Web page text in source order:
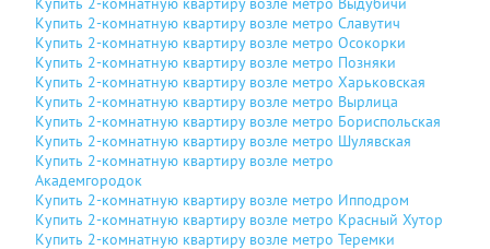
Купить 2-комнатную квартиру возле метро Славутич
Купить 2-комнатную квартиру возле метро Осокорки
Купить 2-комнатную квартиру возле метро Позняки
Купить 2-комнатную квартиру возле метро Харьковская
Купить 2-комнатную квартиру возле метро Вырлица
Купить 2-комнатную квартиру возле метро Бориспольская
Купить 2-комнатную квартиру возле метро Шулявская
Купить 2-комнатную квартиру возле метро
Академгородок
Купить 2-комнатную квартиру возле метро Ипподром
Купить 2-комнатную квартиру возле метро Красный Хутор
Купить 2-комнатную квартиру возле метро Теремки